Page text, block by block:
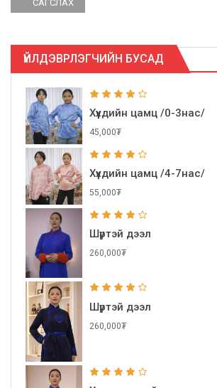
ҮЙЛДЭВРЛЭГЧИЙН БУСАД
Хүүхдийн цамц /0-3нас/
45,000₮
Хүүхдийн цамц /4-7нас/
55,000₮
Шүртэй дээл
260,000₮
Шүртэй дээл
260,000₮